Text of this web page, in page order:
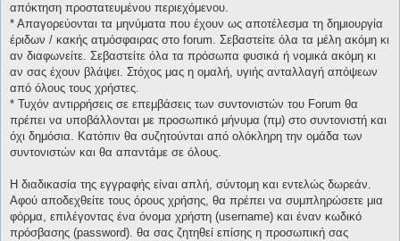
απόκτηση προστατευμένου περιεχόμενου.
* Απαγορεύονται τα μηνύματα που έχουν ως αποτέλεσμα τη δημιουργία
έριδων / κακής ατμόσφαιρας στο forum. Σεβαστείτε όλα τα μέλη ακόμη κι
αν διαφωνείτε. Σεβαστείτε όλα τα πρόσωπα φυσικά ή νομικά ακόμη κι
αν σας έχουν βλάψει. Στόχος μας η ομαλή, υγιής ανταλλαγή απόψεων
από όλους τους χρήστες.
* Τυχόν αντιρρήσεις σε επεμβάσεις των συντονιστών του Forum θα
πρέπει να υποβάλλονται με προσωπικό μήνυμα (πμ) στο συντονιστή και
όχι δημόσια. Κατόπιν θα συζητούνται από ολόκληρη την ομάδα των
συντονιστών και θα απαντάμε σε όλους.
Η διαδικασία της εγγραφής είναι απλή, σύντομη και εντελώς δωρεάν.
Αφού αποδεχθείτε τους όρους χρήσης, θα πρέπει να συμπληρώσετε μια
φόρμα, επιλέγοντας ένα όνομα χρήστη (username) και έναν κωδικό
πρόσβασης (password). θα σας ζητηθεί επίσης η προσωπική σας